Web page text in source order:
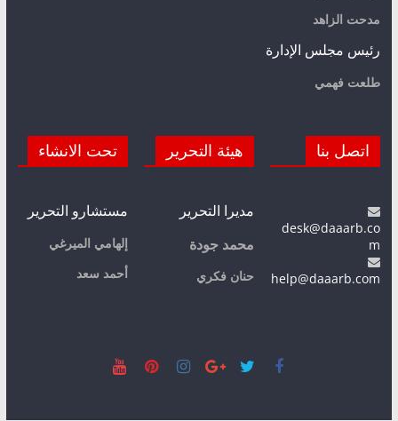
مدحت الزاهد
رئيس مجلس الإدارة
طلعت فهمي
اتصل بنا
desk@daaarb.co
m
help@daaarb.com
هيئة التحرير
مديرا التحرير
محمد جودة
حنان فكري
تحت الانشاء
مستشارو التحرير
إلهامي الميرغي
أحمد سعد